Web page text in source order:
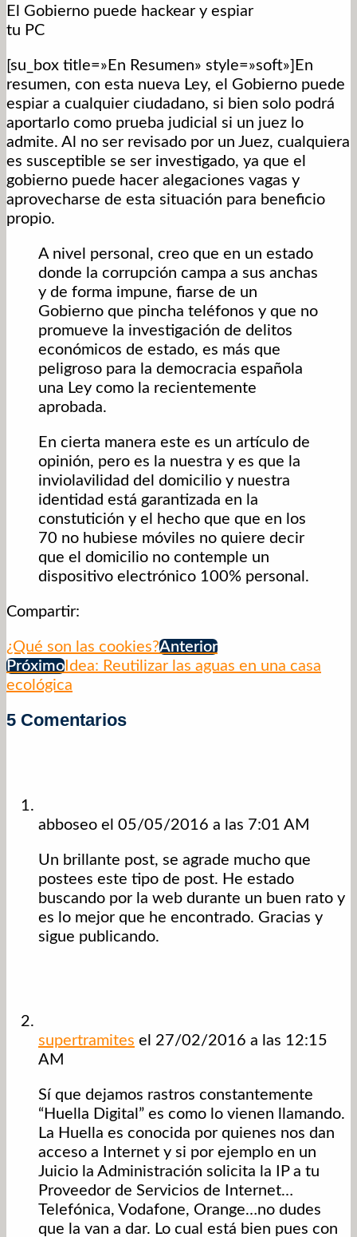
El Gobierno puede hackear y espiar
tu PC
[su_box title=»En Resumen» style=»soft»]En
resumen, con esta nueva Ley, el Gobierno puede
espiar a cualquier ciudadano, si bien solo podrá
aportarlo como prueba judicial si un juez lo
admite. Al no ser revisado por un Juez, cualquiera
es susceptible se ser investigado, ya que el
gobierno puede hacer alegaciones vagas y
aprovecharse de esta situación para beneficio
propio.
A nivel personal, creo que en un estado
donde la corrupción campa a sus anchas
y de forma impune, fiarse de un
Gobierno que pincha teléfonos y que no
promueve la investigación de delitos
económicos de estado, es más que
peligroso para la democracia española
una Ley como la recientemente
aprobada.
En cierta manera este es un artículo de
opinión, pero es la nuestra y es que la
inviolavilidad del domicilio y nuestra
identidad está garantizada en la
constutición y el hecho que que en los
70 no hubiese móviles no quiere decir
que el domicilio no contemple un
dispositivo electrónico 100% personal.
Compartir:
¿Qué son las cookies?Anterior
Próximo Idea: Reutilizar las aguas en una casa
ecológica
5 Comentarios
abboseo el 05/05/2016 a las 7:01 AM
Un brillante post, se agrade mucho que
postees este tipo de post. He estado
buscando por la web durante un buen rato y
es lo mejor que he encontrado. Gracias y
sigue publicando.
supertramites el 27/02/2016 a las 12:15
AM
Sí que dejamos rastros constantemente
“Huella Digital” es como lo vienen llamando.
La Huella es conocida por quienes nos dan
acceso a Internet y si por ejemplo en un
Juicio la Administración solicita la IP a tu
Proveedor de Servicios de Internet…
Telefónica, Vodafone, Orange…no dudes
que la van a dar. Lo cual está bien pues con